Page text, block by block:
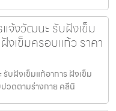
จ้งวัฒนะ รับฝังเข็ม
งเข็มครอบแก้ว ราคา
ฝังเข็มแก้อาการ ฝังเข็ม
ปวดตามร่างกาย คลีนิ